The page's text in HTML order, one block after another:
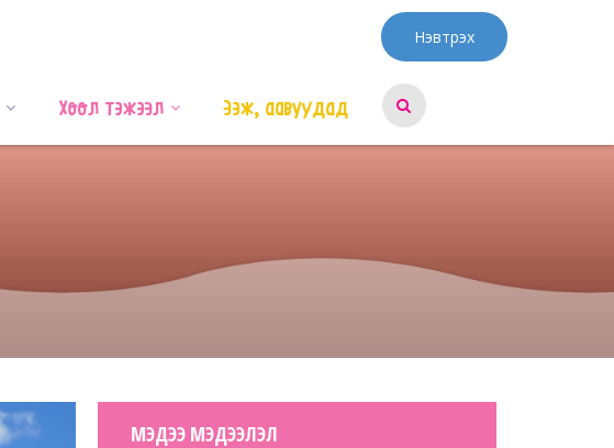
Нэвтрэх
Хоол тэжээл Ээж, аавуудад
МЭДЭЭ МЭДЭЭЛЭЛ